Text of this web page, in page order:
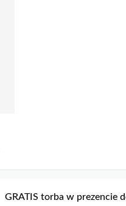
GRATIS torba w prezencie